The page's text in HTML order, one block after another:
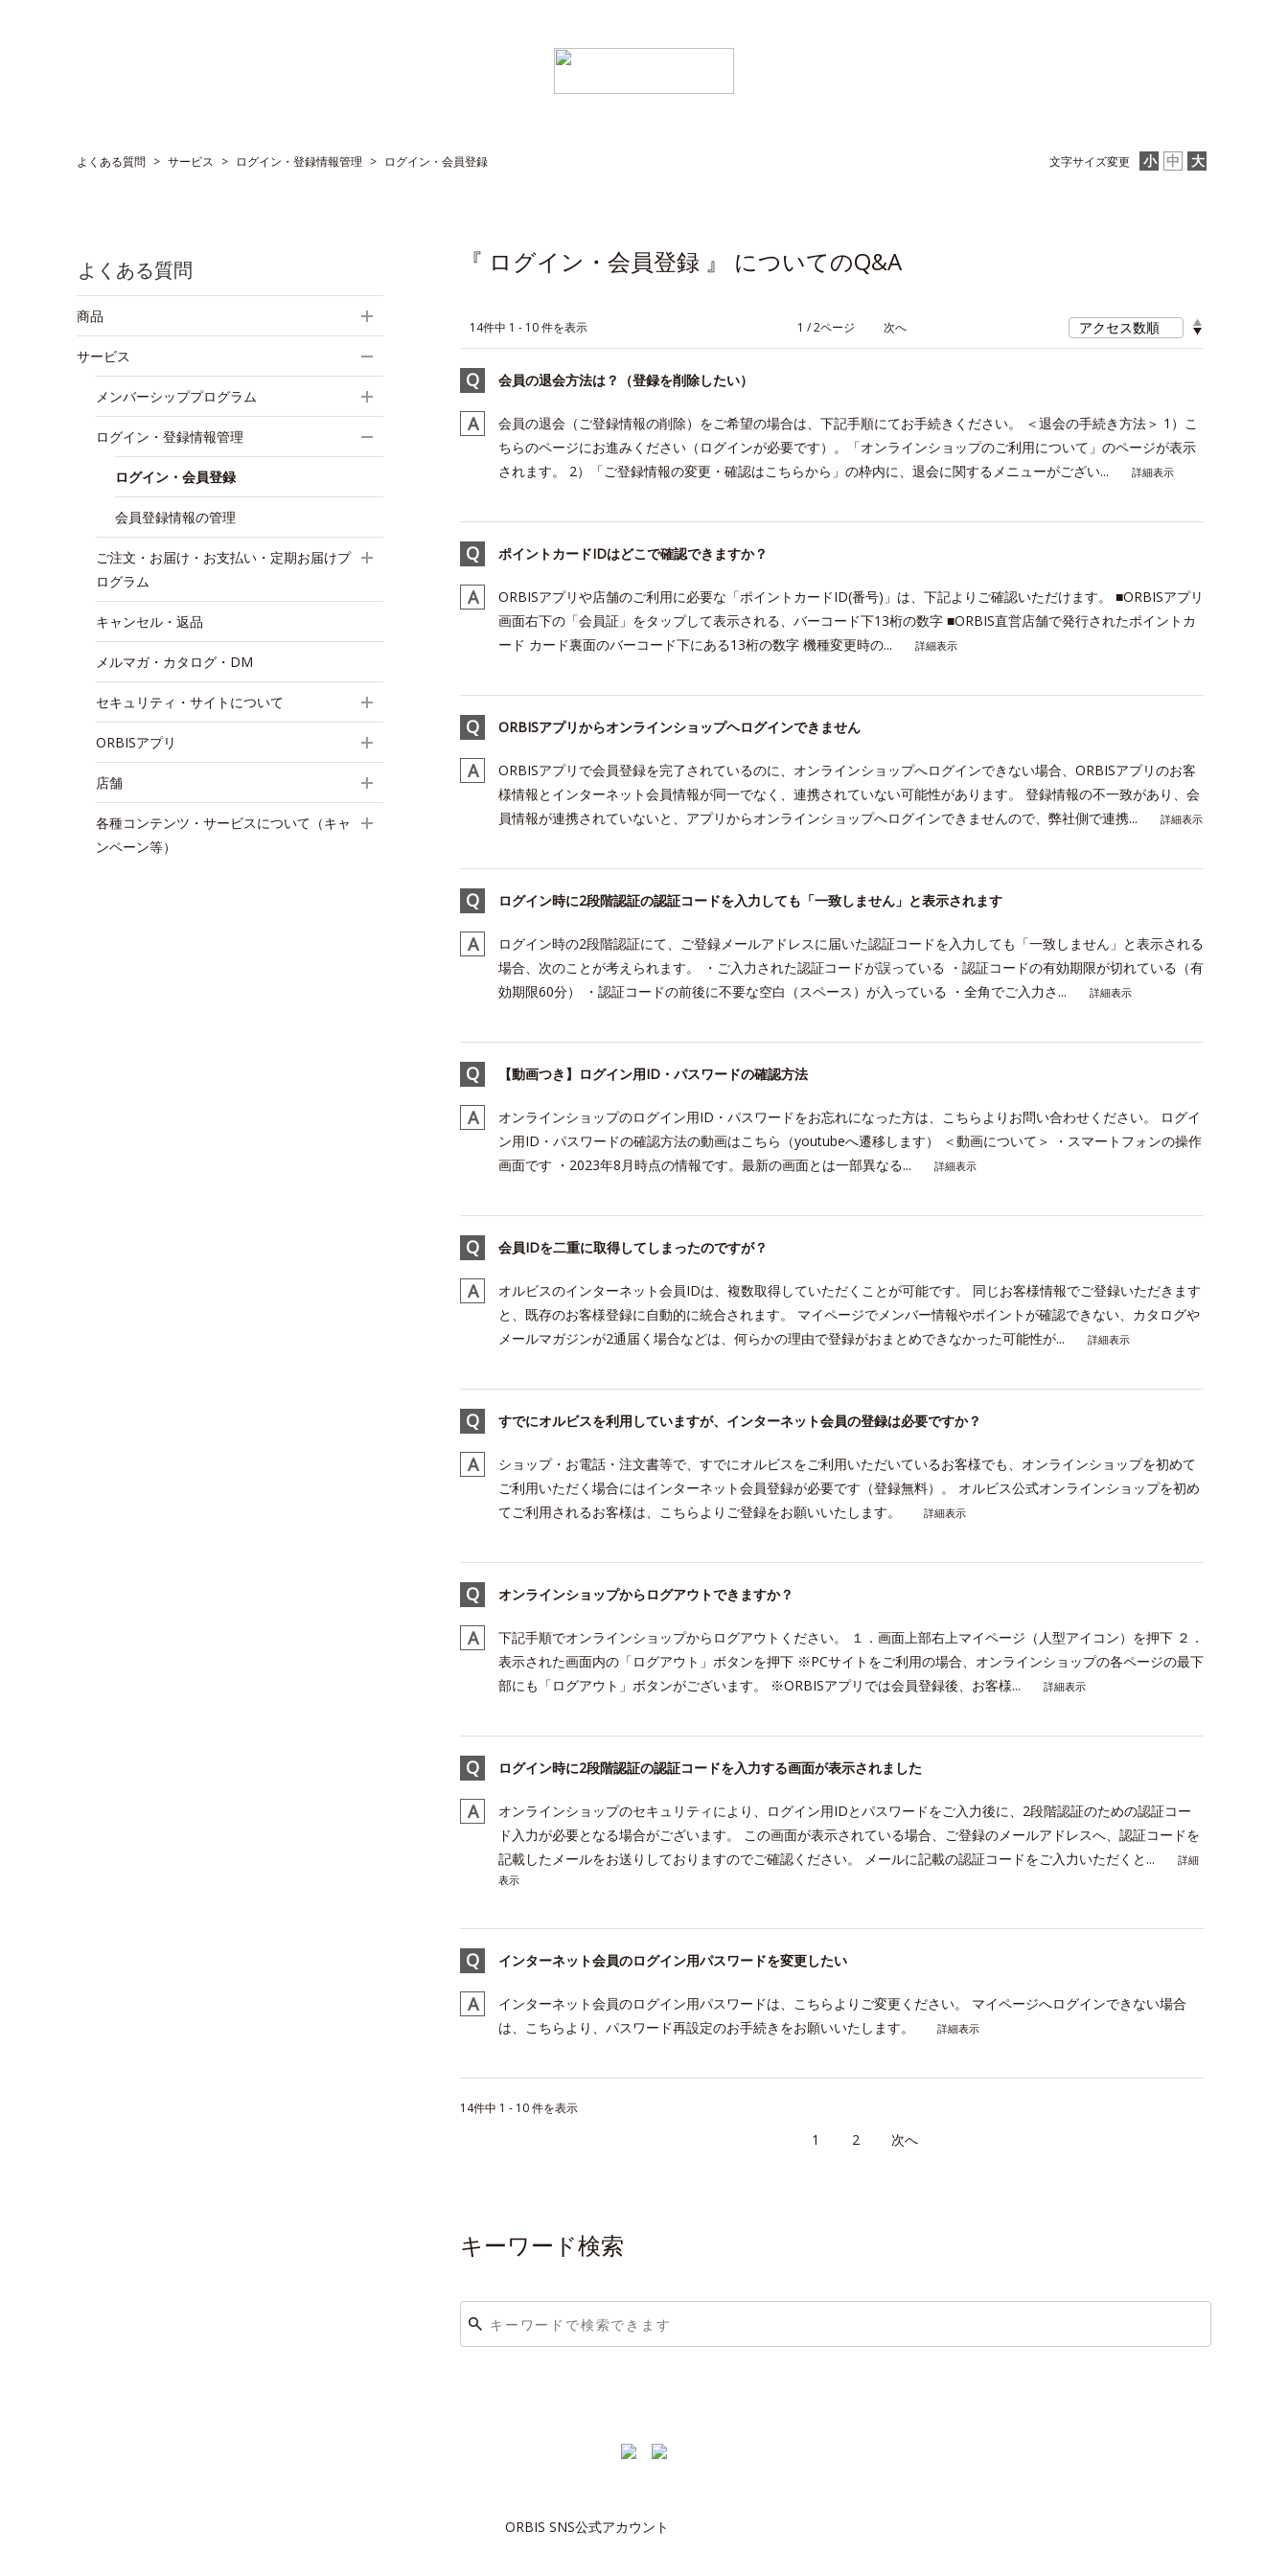
文字サイズ変更
よくある質問 > サービス > ログイン・登録情報管理 > ログイン・会員登録
よくある質問
商品
サービス
メンバーシッププログラム
ログイン・登録情報管理
ログイン・会員登録
会員登録情報の管理
ご注文・お届け・お支払い・定期お届けプ
ログラム
キャンセル・返品
メルマガ・カタログ・DM
セキュリティ・サイトについて
ORBISアプリ
店舗
各種コンテンツ・サービスについて（キャ
ンペーン等）
『 ログイン・会員登録 』 についてのQ&A
14件中 1 - 10 件を表示 1 / 2ページ
会員の退会方法は？（登録を削除したい）
会員の退会（ご登録情報の削除）をご希望の場合は、下記手順にてお手続きください。 ＜退会の手続き方法＞ 1）こ
ちらのページにお進みください（ログインが必要です）。「オンラインショップのご利用について」のページが表示
されます。 2）「ご登録情報の変更・確認はこちらから」の枠内に、退会に関するメニューがござい...
詳細表示
ポイントカードIDはどこで確認できますか？
ORBISアプリや店舗のご利用に必要な「ポイントカードID(番号)」は、下記よりご確認いただけます。 ■ORBISアプリ
画面右下の「会員証」をタップして表示される、バーコード下13桁の数字 ■ORBIS直営店舗で発行されたポイントカ
ード カード裏面のバーコード下にある13桁の数字 機種変更時の...
詳細表示
ORBISアプリからオンラインショップヘログインできません
ORBISアプリで会員登録を完了されているのに、オンラインショップへログインできない場合、ORBISアプリのお客
様情報とインターネット会員情報が同一でなく、連携されていない可能性があります。 登録情報の不一致があり、会
員情報が連携されていないと、アプリからオンラインショップへログインできませんので、弊社側で連携...
詳細表示
ログイン時に2段階認証の認証コードを入力しても「一致しません」と表示されます
ログイン時の2段階認証にて、ご登録メールアドレスに届いた認証コードを入力しても「一致しません」と表示される
場合、次のことが考えられます。 ・ご入力された認証コードが誤っている ・認証コードの有効期限が切れている（有
効期限60分） ・認証コードの前後に不要な空白（スペース）が入っている ・全角でご入力さ...
詳細表示
【動画つき】ログイン用ID・パスワードの確認方法
オンラインショップのログイン用ID・パスワードをお忘れになった方は、こちらよりお問い合わせください。 ログイ
ン用ID・パスワードの確認方法の動画はこちら（youtubeへ遷移します） ＜動画について＞ ・スマートフォンの操作
画面です ・2023年8月時点の情報です。最新の画面とは一部異なる...
詳細表示
会員IDを二重に取得してしまったのですが？
オルビスのインターネット会員IDは、複数取得していただくことが可能です。 同じお客様情報でご登録いただきます
と、既存のお客様登録に自動的に統合されます。 マイページでメンバー情報やポイントが確認できない、カタログや
メールマガジンが2通届く場合などは、何らかの理由で登録がおまとめできなかった可能性が...
詳細表示
すでにオルビスを利用していますが、インターネット会員の登録は必要ですか？
ショップ・お電話・注文書等で、すでにオルビスをご利用いただいているお客様でも、オンラインショップを初めて
ご利用いただく場合にはインターネット会員登録が必要です（登録無料）。 オルビス公式オンラインショップを初め
てご利用されるお客様は、こちらよりご登録をお願いいたします。
詳細表示
オンラインショップからログアウトできますか？
下記手順でオンラインショップからログアウトください。 １．画面上部右上マイページ（人型アイコン）を押下 ２．
表示された画面内の「ログアウト」ボタンを押下 ※PCサイトをご利用の場合、オンラインショップの各ページの最下
部にも「ログアウト」ボタンがございます。 ※ORBISアプリでは会員登録後、お客様...
詳細表示
ログイン時に2段階認証の認証コードを入力する画面が表示されました
オンラインショップのセキュリティにより、ログイン用IDとパスワードをご入力後に、2段階認証のための認証コー
ド入力が必要となる場合がございます。 この画面が表示されている場合、ご登録のメールアドレスへ、認証コードを
記載したメールをお送りしておりますのでご確認ください。 メールに記載の認証コードをご入力いただくと...
詳細
表示
インターネット会員のログイン用パスワードを変更したい
インターネット会員のログイン用パスワードは、こちらよりご変更ください。 マイページへログインできない場合
は、こちらより、パスワード再設定のお手続きをお願いいたします。
詳細表示
14件中 1 - 10 件を表示
1 2
キーワード検索
ORBIS SNS公式アカウント